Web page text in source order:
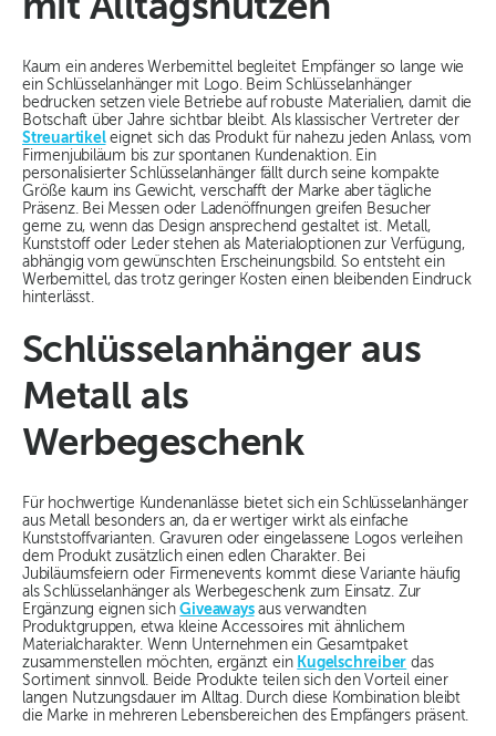
mit Alltagsnutzen
Kaum ein anderes Werbemittel begleitet Empfänger so lange wie
ein Schlüsselanhänger mit Logo. Beim Schlüsselanhänger
bedrucken setzen viele Betriebe auf robuste Materialien, damit die
Botschaft über Jahre sichtbar bleibt. Als klassischer Vertreter der
Streuartikeleignet sich das Produkt für nahezu jeden Anlass, vom
Firmenjubiläum bis zur spontanen Kundenaktion. Ein
personalisierter Schlüsselanhänger fällt durch seine kompakte
Größe kaum ins Gewicht, verschafft der Marke aber tägliche
Präsenz. Bei Messen oder Ladenöffnungen greifen Besucher
gerne zu, wenn das Design ansprechend gestaltet ist. Metall,
Kunststoff oder Leder stehen als Materialoptionen zur Verfügung,
abhängig vom gewünschten Erscheinungsbild. So entsteht ein
Werbemittel, das trotz geringer Kosten einen bleibenden Eindruck
hinterlässt.
Schlüsselanhänger aus
Metall als
Werbegeschenk
Für hochwertige Kundenanlässe bietet sich ein Schlüsselanhänger
aus Metall besonders an, da er wertiger wirkt als einfache
Kunststoffvarianten. Gravuren oder eingelassene Logos verleihen
dem Produkt zusätzlich einen edlen Charakter. Bei
Jubiläumsfeiern oder Firmenevents kommt diese Variante häufig
als Schlüsselanhänger als Werbegeschenk zum Einsatz. Zur
Ergänzung eignen sichGiveawaysaus verwandten
Produktgruppen, etwa kleine Accessoires mit ähnlichem
Materialcharakter. Wenn Unternehmen ein Gesamtpaket
zusammenstellen möchten, ergänzt ein Kugelschreiber das
Sortiment sinnvoll. Beide Produkte teilen sich den Vorteil einer
langen Nutzungsdauer im Alltag. Durch diese Kombination bleibt
die Marke in mehreren Lebensbereichen des Empfängers präsent.